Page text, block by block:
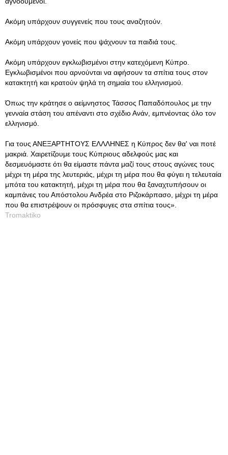
Ακόμη υπάρχουν συγγενείς που τους αναζητούν.
Ακόμη υπάρχουν γονείς που ψάχνουν τα παιδιά τους.
Ακόμη υπάρχουν εγκλωβισμένοι στην κατεχόμενη Κύπρο.
Εγκλωβισμένοι που αρνούνται να αφήσουν τα σπίτια τους στον
κατακτητή και κρατούν ψηλά τη σημαία του ελληνισμού.
Όπως την κράτησε ο αείμνηστος Τάσσος Παπαδόπουλος με την
γενναία στάση του απέναντι στο σχέδιο Ανάν, εμπνέοντας όλο τον
ελληνισμό.
Για τους ΑΝΕΞΑΡΤΗΤΟΥΣ ΕΛΛΛΗΝΕΣ η Κύπρος δεν θα' ναι ποτέ
μακριά. Χαιρετίζουμε τους Κύπριους αδελφούς μας και
δεσμευόμαστε ότι θα είμαστε πάντα μαζί τους στους αγώνες τους
μέχρι τη μέρα της λευτεριάς, μέχρι τη μέρα που θα φύγει η τελευταία
μπότα του κατακτητή, μέχρι τη μέρα που θα ξαναχτυπήσουν οι
καμπάνες του Απόστολου Ανδρέα στο Ριζοκάρπασο, μέχρι τη μέρα
που θα επιστρέψουν οι πρόσφυγες στα σπίτια τους».
Tromaktiko